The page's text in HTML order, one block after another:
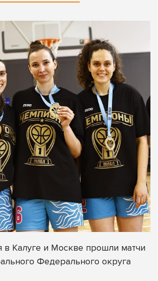
в Калуге и Москве прошли матчи
Федерального округа